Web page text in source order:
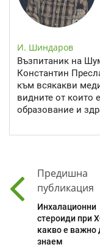
И. Шиндаров
Възпитаник на
Константин
към всякакви
видните от които
образование и
Предишна
публикация
Инхалационни
стероиди при
какво е важно
знаем